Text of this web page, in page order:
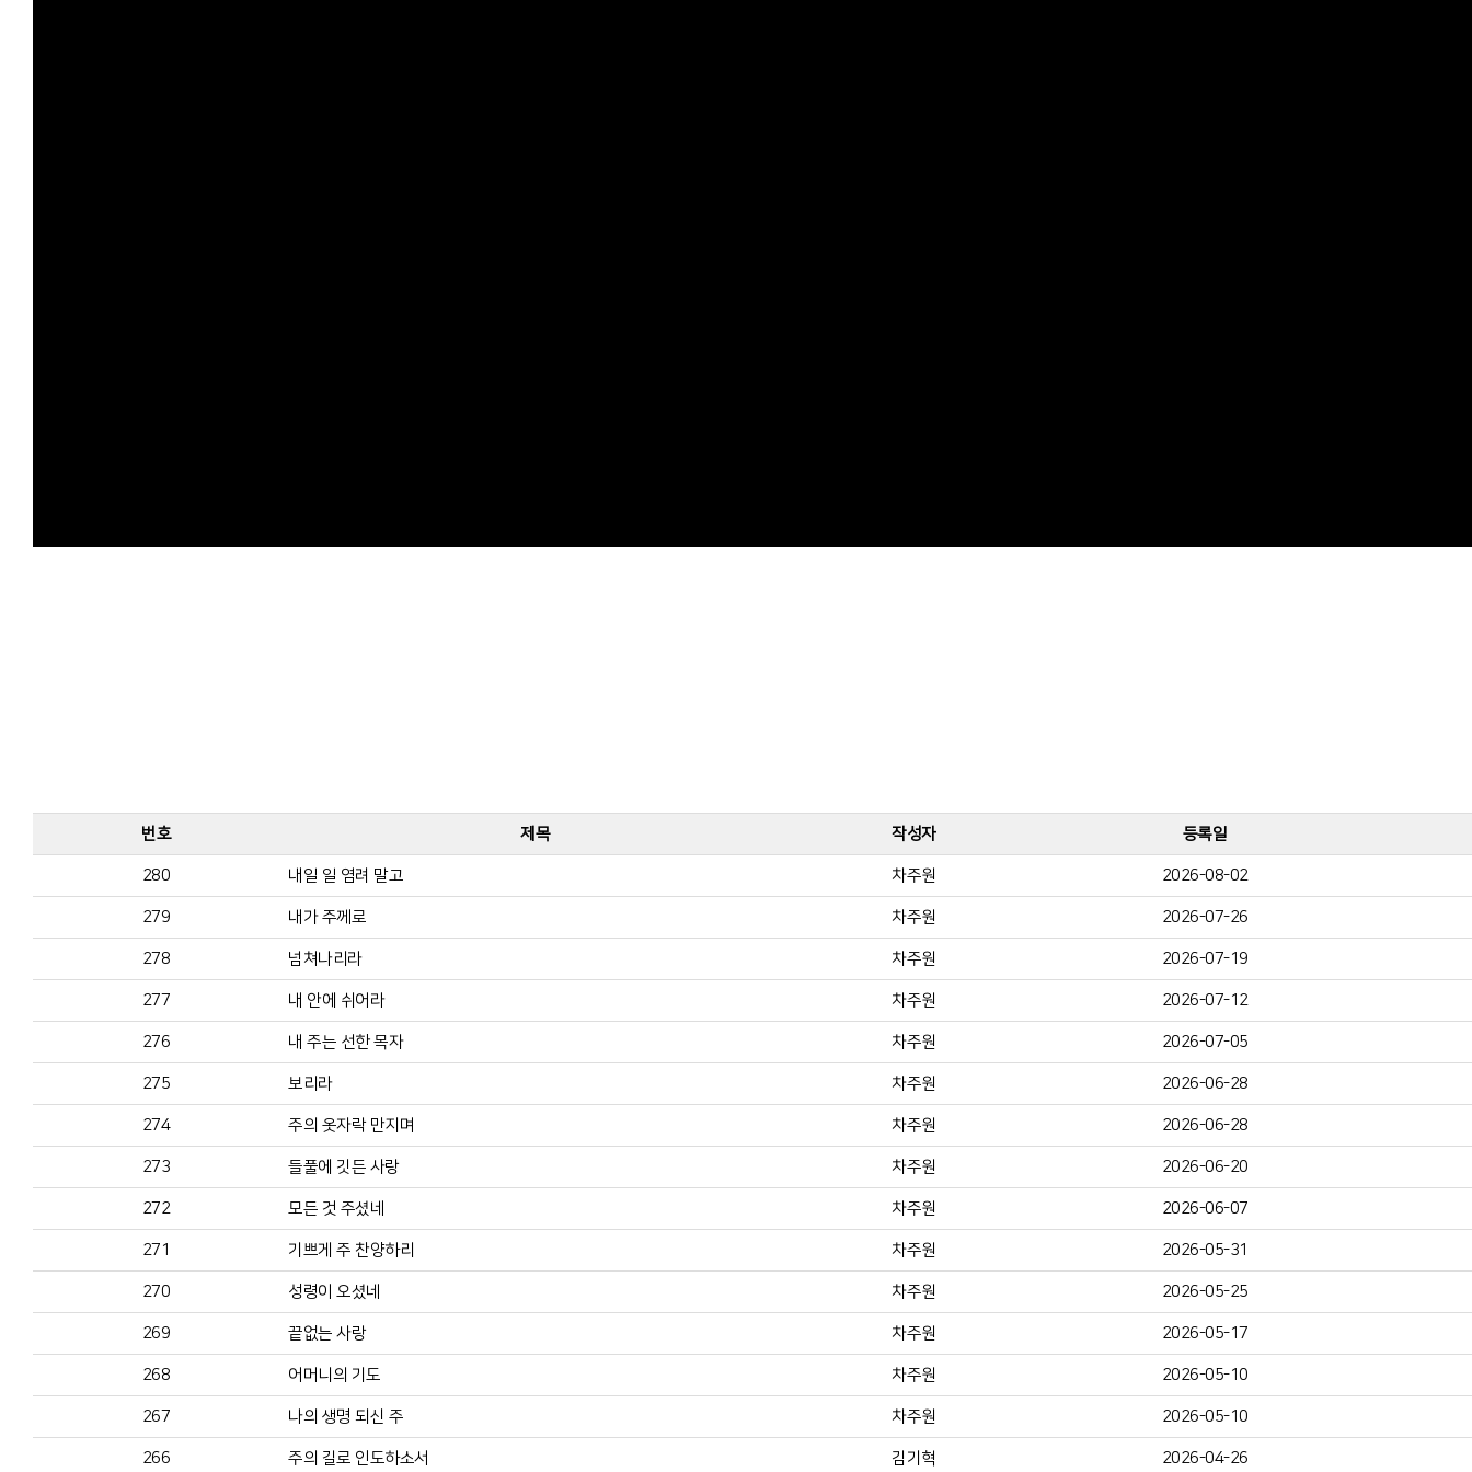
번호 제목 작성자 등록일
280 내일 일 염려 말고 차주원 2026-08-02
279 내가 주께로 차주원 2026-07-26
278 넘쳐나리라 차주원 2026-07-19
277 내 안에 쉬어라 차주원 2026-07-12
276 내 주는 선한 목자 차주원 2026-07-05
275 보리라 차주원 2026-06-28
274 주의 옷자락 만지며 차주원 2026-06-28
273 들풀에 깃든 사랑 차주원 2026-06-20
272 모든 것 주셨네 차주원 2026-06-07
271 기쁘게 주 찬양하리 차주원 2026-05-31
270 성령이 오셨네 차주원 2026-05-25
269 끝없는 사랑 차주원 2026-05-17
268 어머니의 기도 차주원 2026-05-10
267 나의 생명 되신 주 차주원 2026-05-10
266 주의 길로 인도하소서 김기혁 2026-04-26